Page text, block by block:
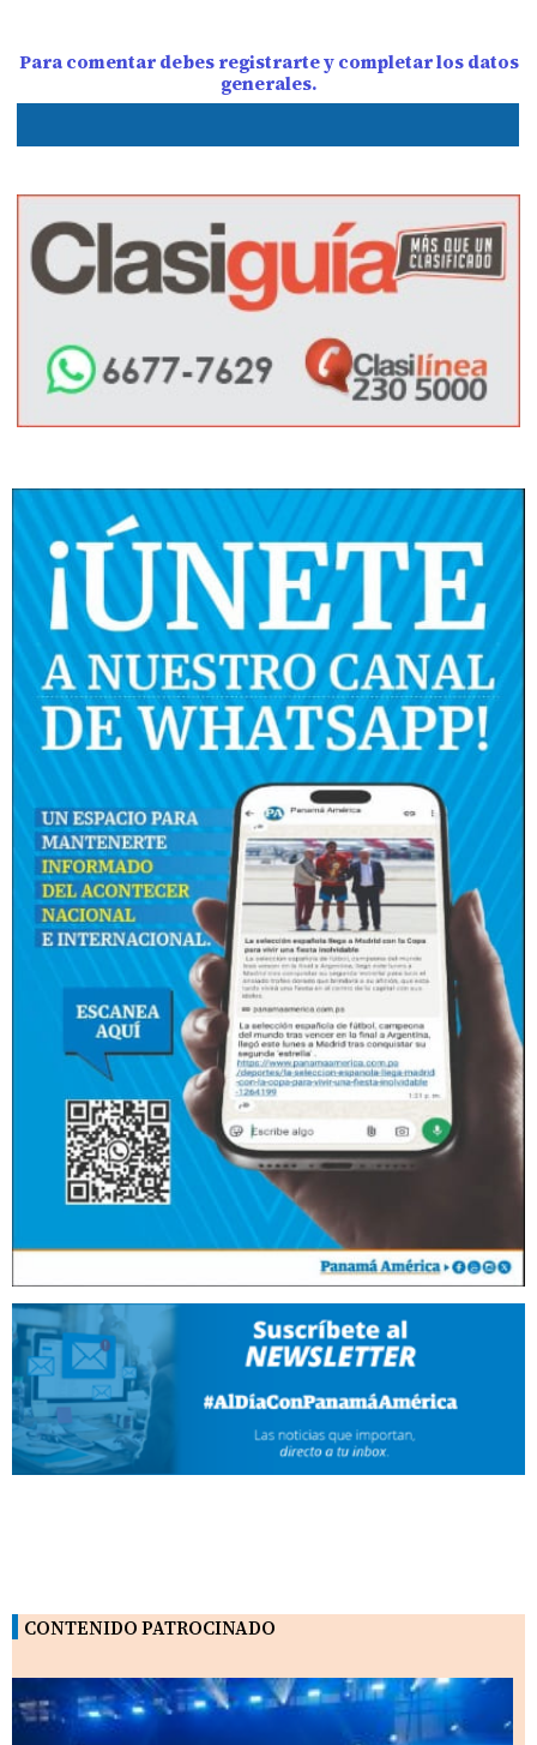
Para comentar debes registrarte y completar los datos
generales.
CONTENIDO PATROCINADO